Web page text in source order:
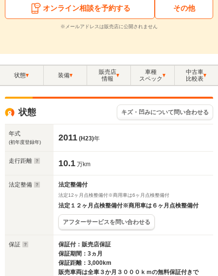
オンライン相談を予約する その他
※メールアドレスは販売店に公開されません
状態 装備
販売店
情報
車種
スペック
中古車
比較表
状態 キズ・凹みについて問い合わせる
年式
(初年度登録年) 2011 (H23)年
走行距離 10.1 万km
法定整備 法定整備付
法定12ヶ月点検整備付※商用車は6ヶ月点検整備付
法定１２ヶ月点検整備付※商用車は６ヶ月点検整備付
アフターサービスを問い合わせる
保証
保証付：販売店保証
保証期間：3ヵ月
保証距離：3,000km
販売車両は全車３か月３０００ｋｍの無料保証付きで